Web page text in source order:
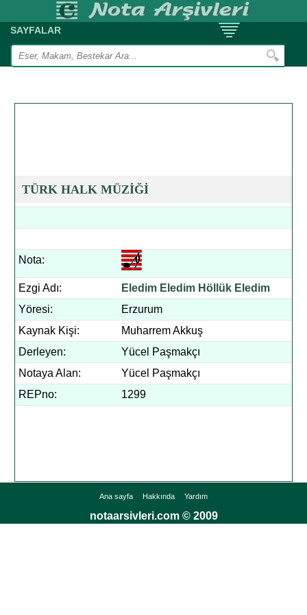
SAYFALAR
TÜRK HALK MÜZİĞİ
Nota:
Ezgi Adı:
Eledim Eledim Höllük Eledim
Yöresi:
Erzurum
Kaynak Kişi:
Muharrem Akkuş
Derleyen:
Yücel Paşmakçı
Notaya Alan:
Yücel Paşmakçı
REPno:
1299
Ana sayfa Hakkında Yardım
notaarsivleri.com © 2009